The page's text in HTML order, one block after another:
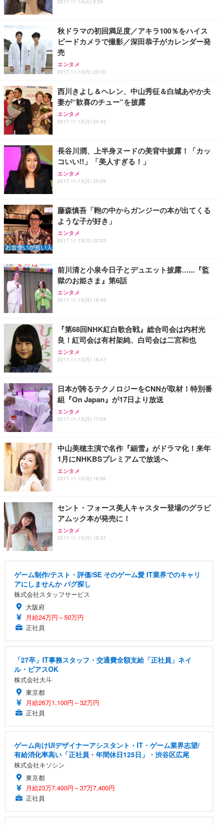
ス圧無段階昇降 360度回転 キャスター付き コンパク
グモニター QD 24.5インチ 1ms FHD 量子ドット 残
ュラー 200枚入【Amazon.co.jp限定】
2017.11.14(火) 9:24
秋ドラマの初回満足度／アキラ100％をハイス
ピードカメラで撮影／深田恭子がカレンダー発
売
エンタメ
2017.11.13(月) 23:00
西川きよし＆ヘレン、中山秀征＆白城あやか夫
妻が“歓喜のチュー”を披露
エンタメ
2017.11.13(月) 20:43
長谷川潤、上半身ヌードの美背中披露！「カッ
コいい!!」「美人すぎる！」
エンタメ
2017.11.13(月) 20:09
藤森慎吾「鞄の中からガンジーの本が出てくる
ような子が好き」
エンタメ
2017.11.13(月) 20:03
前川清と小泉今日子とデュエット披露…...『監
獄のお姫さま』第6話
エンタメ
2017.11.13(月) 18:49
『第68回NHK紅白歌合戦』総合司会は内村光
良！紅司会は有村架純、白司会は二宮和也
エンタメ
2017.11.13(月) 18:47
日本が誇るテクノロジーをCNNが取材！特別番
組『On Japan』が17日より放送
エンタメ
2017.11.13(月) 17:04
中山美穂主演で名作『細雪』がドラマ化！来年
1月にNHKBSプレミアムで放送へ
エンタメ
2017.11.13(月) 16:06
セント・フォース美人キャスター登場のグラビ
アムック本が発売に！
エンタメ
2017.11.13(月) 15:37
ゲーム制作/テスト・評価/SE そのゲーム愛 IT業界でのキャリ
アにしませんか バグ探し
株式会社スタッフサービス
大阪府
月給24万円～50万円
正社員
「27卒」IT事務スタッフ・交通費全額支給「正社員」ネイ
ル・ピアスOK
株式会社大斗
東京都
月給26万1,100円～32万円
正社員
ゲーム向けUIデザイナーアシスタント・IT・ゲーム業界志望/
有給消化率高い「正社員・年間休日125日」・渋谷区広尾
株式会社キソシン
東京都
月給23万7,400円～37万7,400円
正社員